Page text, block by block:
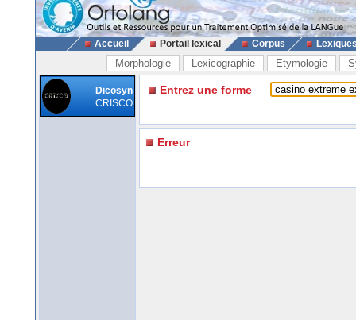
Accueil Portail lexical Corpus
Morphologie Lexicographie Etymologie
Dicosyn
CRISCO
Entrez une forme
Erreur